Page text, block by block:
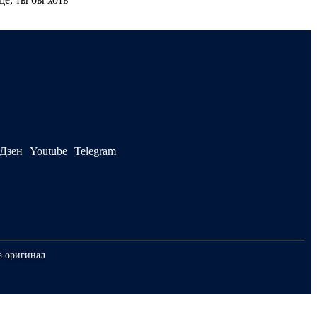
Дзен Youtube Telegram
оригинал